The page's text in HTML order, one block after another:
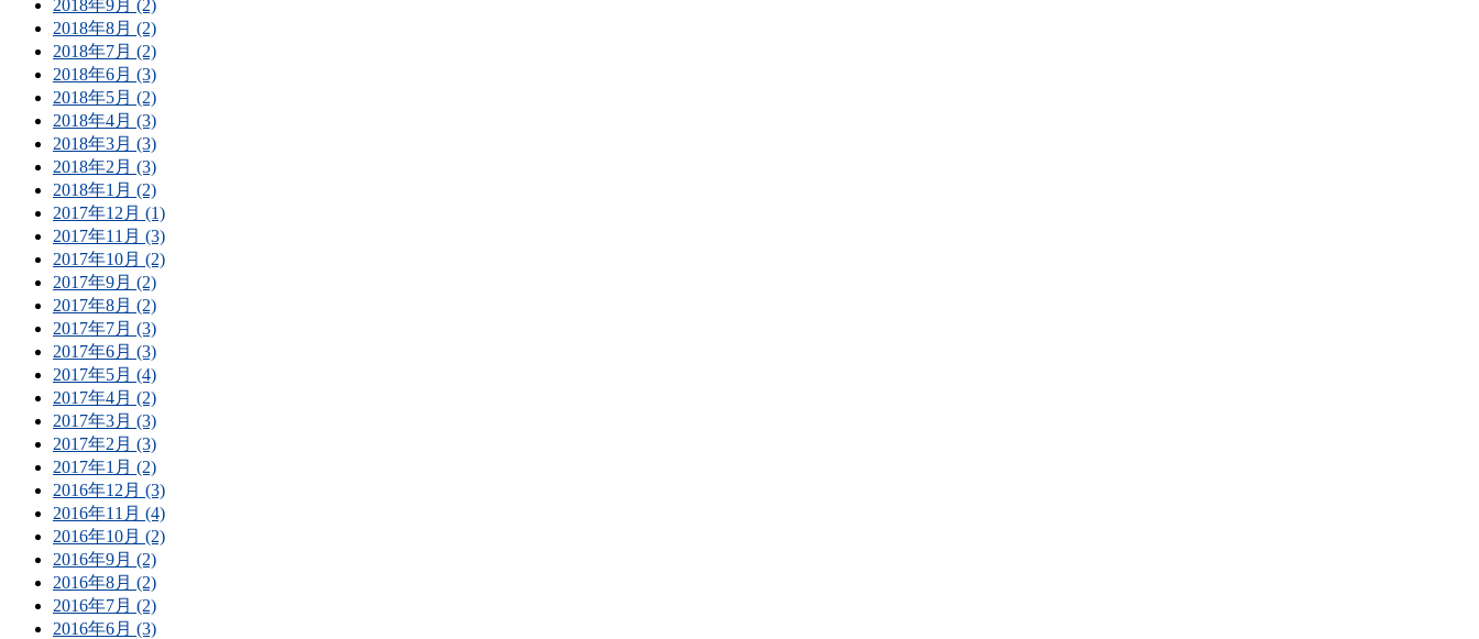
2018年9月 (2)
2018年8月 (2)
2018年7月 (2)
2018年6月 (3)
2018年5月 (2)
2018年4月 (3)
2018年3月 (3)
2018年2月 (3)
2018年1月 (2)
2017年12月 (1)
2017年11月 (3)
2017年10月 (2)
2017年9月 (2)
2017年8月 (2)
2017年7月 (3)
2017年6月 (3)
2017年5月 (4)
2017年4月 (2)
2017年3月 (3)
2017年2月 (3)
2017年1月 (2)
2016年12月 (3)
2016年11月 (4)
2016年10月 (2)
2016年9月 (2)
2016年8月 (2)
2016年7月 (2)
2016年6月 (3)